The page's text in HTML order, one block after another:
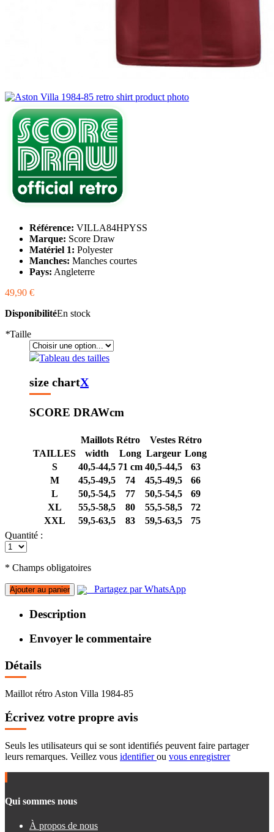
Référence: VILLA84HPYSS
Marque: Score Draw
Matériel 1: Polyester
Manches: Manches courtes
Pays: Angleterre
49,90 €
DisponibilitéEn stock
*Taille
Tableau des tailles
size chartX
SCORE DRAWcm
Maillots Rétro
Vestes Rétro
TAILLES
width Long Largeur Long
S
40,5-44,5 71 cm 40,5-44,5
63
M
45,5-49,5 74 45,5-49,5
66
L
50,5-54,5 77 50,5-54,5
69
XL
55,5-58,5 80 55,5-58,5
72
XXL
59,5-63,5 83 59,5-63,5
75
Quantité :
* Champs obligatoires
Ajouter au panier Partagez par WhatsApp
Description
Envoyer le commentaire
Détails
Maillot rétro Aston Villa 1984-85
Écrivez votre propre avis
Seuls les utilisateurs qui se sont identifiés peuvent faire partager
leurs remarques. Veillez vous identifierou vous enregistrer
Qui sommes nous
À propos de nous